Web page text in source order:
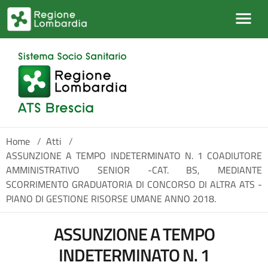
Salta al contenuto principale
Home / Atti /
ASSUNZIONE A TEMPO INDETERMINATO N. 1 COADIUTORE
AMMINISTRATIVO SENIOR -CAT. BS, MEDIANTE
SCORRIMENTO GRADUATORIA DI CONCORSO DI ALTRA ATS -
PIANO DI GESTIONE RISORSE UMANE ANNO 2018.
ASSUNZIONE A TEMPO
INDETERMINATO N. 1